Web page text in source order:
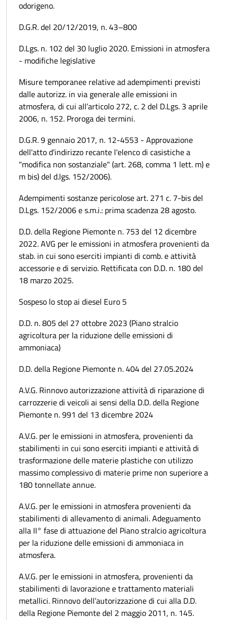
odorigeno.
D.G.R. del 20/12/2019, n. 43–800
D.Lgs. n. 102 del 30 luglio 2020. Emissioni in atmosfera
- modifiche legislative
Misure temporanee relative ad adempimenti previsti
dalle autorizz. in via generale alle emissioni in
atmosfera, di cui all’articolo 272, c. 2 del D.Lgs. 3 aprile
2006, n. 152. Proroga dei termini.
D.G.R. 9 gennaio 2017, n. 12-4553 - Approvazione
dell'atto d'indirizzo recante l'elenco di casistiche a
"modifica non sostanziale" (art. 268, comma 1 lett. m) e
m bis) del d.lgs. 152/2006).
Adempimenti sostanze pericolose art. 271 c. 7-bis del
D.Lgs. 152/2006 e s.m.i.: prima scadenza 28 agosto.
D.D. della Regione Piemonte n. 753 del 12 dicembre
2022. AVG per le emissioni in atmosfera provenienti da
stab. in cui sono eserciti impianti di comb. e attività
accessorie e di servizio. Rettificata con D.D. n. 180 del
18 marzo 2025.
Sospeso lo stop ai diesel Euro 5
D.D. n. 805 del 27 ottobre 2023 (Piano stralcio
agricoltura per la riduzione delle emissioni di
ammoniaca)
D.D. della Regione Piemonte n. 404 del 27.05.2024
A.V.G. Rinnovo autorizzazione attività di riparazione di
carrozzerie di veicoli ai sensi della D.D. della Regione
Piemonte n. 991 del 13 dicembre 2024
A.V.G. per le emissioni in atmosfera, provenienti da
stabilimenti in cui sono eserciti impianti e attività di
trasformazione delle materie plastiche con utilizzo
massimo complessivo di materie prime non superiore a
180 tonnellate annue.
A.V.G. per le emissioni in atmosfera provenienti da
stabilimenti di allevamento di animali. Adeguamento
alla II° fase di attuazione del Piano stralcio agricoltura
per la riduzione delle emissioni di ammoniaca in
atmosfera.
A.V.G. per le emissioni in atmosfera, provenienti da
stabilimenti di lavorazione e trattamento materiali
metallici. Rinnovo dell’autorizzazione di cui alla D.D.
della Regione Piemonte del 2 maggio 2011, n. 145.